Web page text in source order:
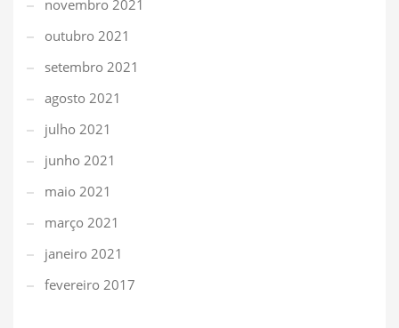
novembro 2021
outubro 2021
setembro 2021
agosto 2021
julho 2021
junho 2021
maio 2021
março 2021
janeiro 2021
fevereiro 2017